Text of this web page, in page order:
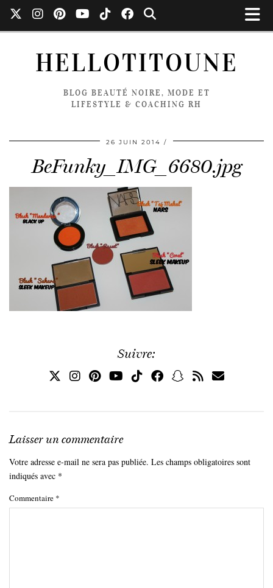
HELLOTITOUNE
BLOG BEAUTÉ NOIRE, MODE ET
LIFESTYLE & COACHING RH
26 JUIN 2014
BeFunky_IMG_6680.jpg
Suivre:
Laisser un commentaire
Votre adresse e-mail ne sera pas publiée. Les champs obligatoires sont
indiqués avec *
Commentaire *